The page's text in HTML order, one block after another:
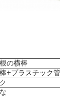
の横棒
+プラスチック管